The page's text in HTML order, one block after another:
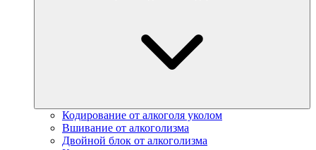
Кодирование от алкоголя уколом
Вшивание от алкоголизма
Двойной блок от алкоголизма